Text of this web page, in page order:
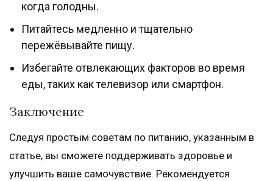
когда голодны.
Питайтесь медленно и тщательно
пережёвывайте пищу.
Избегайте отвлекающих факторов во время
еды, таких как телевизор или смартфон.
Заключение
Следуя простым советам по питанию, указанным в
статье, вы сможете поддерживать здоровье и
улучшить ваше самочувствие. Рекомендуется